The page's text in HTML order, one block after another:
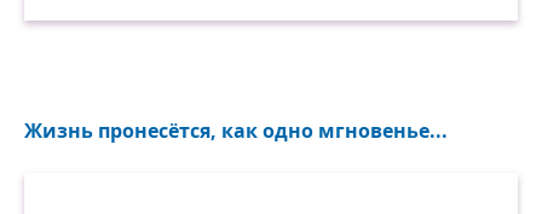
Жизнь пронесётся, как одно мгновенье...